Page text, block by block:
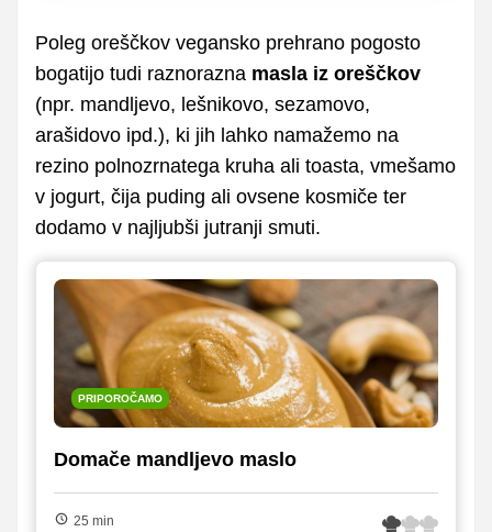
Poleg oreščkov vegansko prehrano pogosto
bogatijo tudi raznorazna masla iz oreščkov
(npr. mandljevo, lešnikovo, sezamovo,
arašidovo ipd.), ki jih lahko namažemo na
rezino polnozrnatega kruha ali toasta, vmešamo
v jogurt, čija puding ali ovsene kosmiče ter
dodamo v najljubši jutranji smuti.
PRIPOROČAMO
Domače mandljevo maslo
25 min